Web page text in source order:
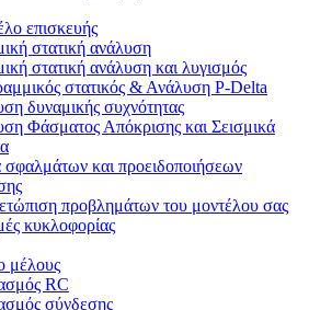
επισκευής
στατική ανάλυση
στατική ανάλυση και λυγισμός
στατικός & Ανάλυση P-Delta
δυναμικής συχνότητας
Φάσματος Απόκρισης και Σεισμικά
σφαλμάτων και προειδοποιήσεων
προβλημάτων του μοντέλου σας
κυκλοφορίας
μέλους
RC
σύνδεσης